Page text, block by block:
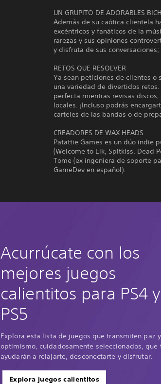
UN GRUPITO DE ADORABLES
Además de su caótica clientela
excéntricos y fanáticos de la
rarezas y sus opiniones
y disfruta de sus
RETOS QUE RESOLVER
Ya sean peticiones de clientes
una variedad de divertidos
perfecta mientras revisas
locales. ¡Incluso podrás
carteles de las bandas o de
CREADORES DE WAX HEADS
Patattie Games es un dúo indie
(Welcome to Elk, Spitkiss, Dead
Tome (ex ingeniera de soporte
GameDev en español).
Acurrúcate con los
mejores juegos
calientitos para PS4 y
PS5
Explora esta lista de juegos que transmiten paz y
optimismo, cuidadosamente seleccionados, que
ayudarán a relajarte, desconectarte y disfrutar.
Explora juegos calientitos